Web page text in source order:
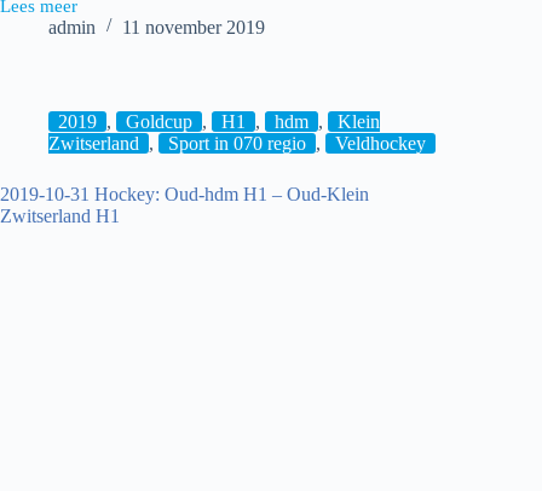
Lees meer
2019-
H1
[2-
admin 11 november 2019
2019 , Goldcup , H1 , hdm ,
Klein
Zwitserland , Sport in 070 regio , Veldhockey
2019-10-31 Hockey: Oud-hdm H1 – Oud-Klein
Zwitserland H1